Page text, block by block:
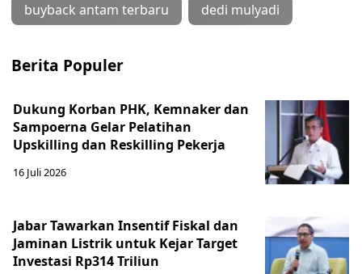
buyback antam terbaru dedi mulyadi
Berita Populer
Dukung Korban PHK, Kemnaker dan
Sampoerna Gelar Pelatihan
Upskilling dan Reskilling Pekerja
16 Juli 2026
Jabar Tawarkan Insentif Fiskal dan
Jaminan Listrik untuk Kejar Target
Investasi Rp314 Triliun